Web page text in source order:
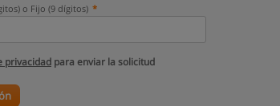
o Fijo (9 dígitos)
privacidad para enviar la solicitud